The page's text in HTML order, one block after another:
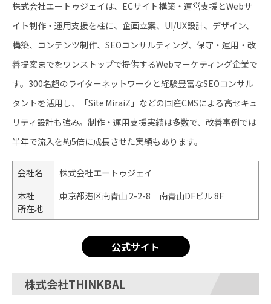
株式会社エートゥジェイは、ECサイト構築・運営支援とWebサ
イト制作・運用支援を柱に、企画立案、UI/UX設計、デザイン、
構築、コンテンツ制作、SEOコンサルティング、保守・運用・改
善提案までをワンストップで提供するWebマーケティング企業で
す。300名超のライターネットワークと経験豊富なSEOコンサル
タントを活用し、「Site MiraiZ」などの国産CMSによる高セキュ
リティ設計も強み。制作・運用支援実績は多数で、改善事例では
半年で流入を約5倍に成長させた実績もあります。
会社名
株式会社エートゥジェイ
本社
所在地
東京都港区南青山 2-2-8 南青山DFビル 8F
公式サイト
株式会社THINKBAL